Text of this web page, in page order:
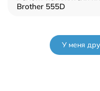
Brother 555D
У меня